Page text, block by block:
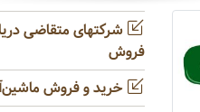
شرکتهای متقاضی
فروش
خرید و فروش